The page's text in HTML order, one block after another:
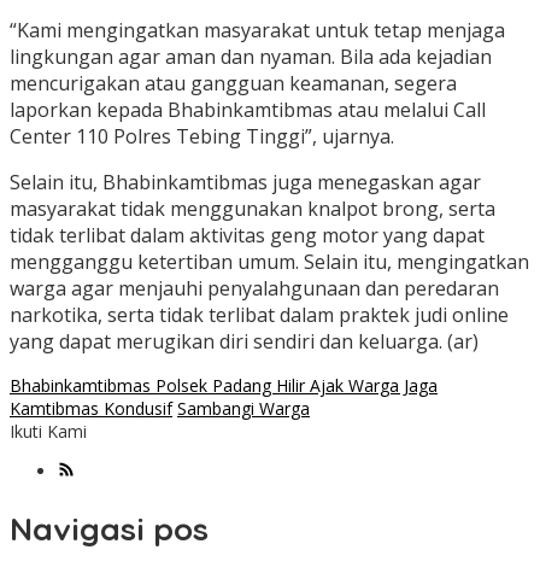
“Kami mengingatkan masyarakat untuk tetap menjaga
lingkungan agar aman dan nyaman. Bila ada kejadian
mencurigakan atau gangguan keamanan, segera
laporkan kepada Bhabinkamtibmas atau melalui Call
Center 110 Polres Tebing Tinggi”, ujarnya.
Selain itu, Bhabinkamtibmas juga menegaskan agar
masyarakat tidak menggunakan knalpot brong, serta
tidak terlibat dalam aktivitas geng motor yang dapat
mengganggu ketertiban umum. Selain itu, mengingatkan
warga agar menjauhi penyalahgunaan dan peredaran
narkotika, serta tidak terlibat dalam praktek judi online
yang dapat merugikan diri sendiri dan keluarga. (ar)
Bhabinkamtibmas Polsek Padang Hilir Ajak Warga Jaga
Kamtibmas Kondusif Sambangi Warga
Ikuti Kami
Navigasi pos